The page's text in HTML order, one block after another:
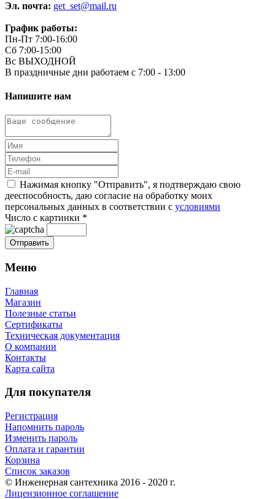
Эл. почта: get_set@mail.ru
График работы:
Пн-Пт 7:00-16:00
Сб 7:00-15:00
Вс ВЫХОДНОЙ
В праздничные дни работаем с 7:00 - 13:00
Напишите нам
Нажимая кнопку "Отправить", я подтверждаю свою
дееспособность, даю согласие на обработку моих
персональных данных в соответствии с условиями
Число с картинки *
Меню
Главная
Магазин
Полезные статьи
Сертификаты
Техническая документация
О компании
Контакты
Карта сайта
Для покупателя
Регистрация
Напомнить пароль
Изменить пароль
Оплата и гарантии
Корзина
Список заказов
© Инженерная сантехника 2016 - 2020 г.
Лицензионное соглашение